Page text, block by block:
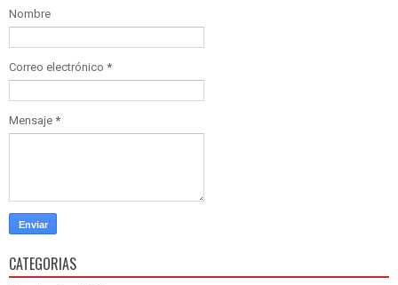
Nombre
Correo electrónico *
Mensaje *
CATEGORIAS